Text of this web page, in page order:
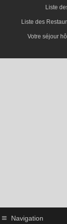
Liste
Liste des
Votre séjour
Navigation